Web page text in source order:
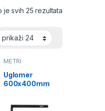
je svih 25 rezultata
METRI
Uglomer
600x400mm